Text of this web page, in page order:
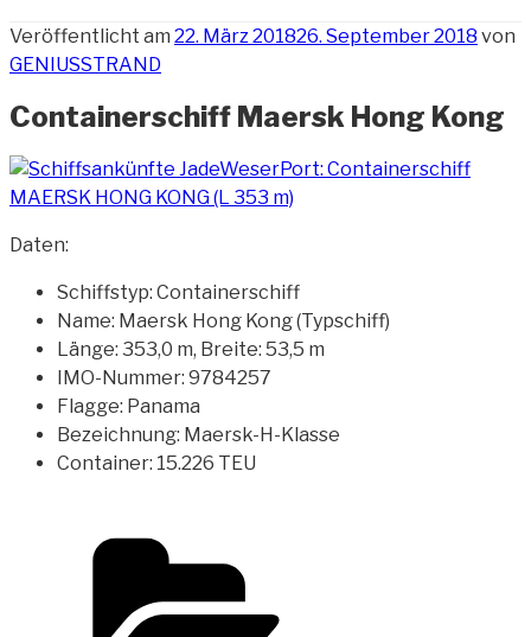
Veröffentlicht am 22. März 201826. September 2018 von
GENIUSSTRAND
Containerschiff Maersk Hong Kong
Daten:
Schiffstyp: Containerschiff
Name: Maersk Hong Kong (Typschiff)
Länge: 353,0 m, Breite: 53,5 m
IMO-Nummer: 9784257
Flagge: Panama
Bezeichnung: Maersk-H-Klasse
Container: 15.226 TEU